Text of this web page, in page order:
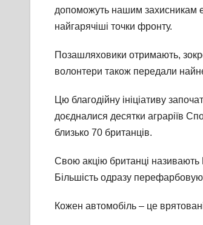
допоможуть нашим захисникам
найгарячіші точки фронту.
Позашляховики отримають,
волонтери також передали
Цю благодійну ініціативу
доєдналися десятки аграріїв
близько 70 британців.
Свою акцію британці
Більшість одразу
Кожен автомобіль – це